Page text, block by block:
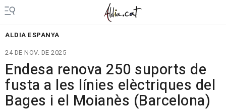
ALDIA ESPANYA
24 DE NOV. DE 2025
Endesa renova 250 suports de
fusta a les línies elèctriques del
Bages i el Moianès (Barcelona)